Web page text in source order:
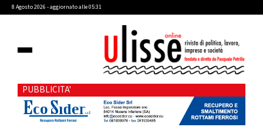
8 Agosto 2026 - aggiornato alle 05:31
PUBBLICITA'